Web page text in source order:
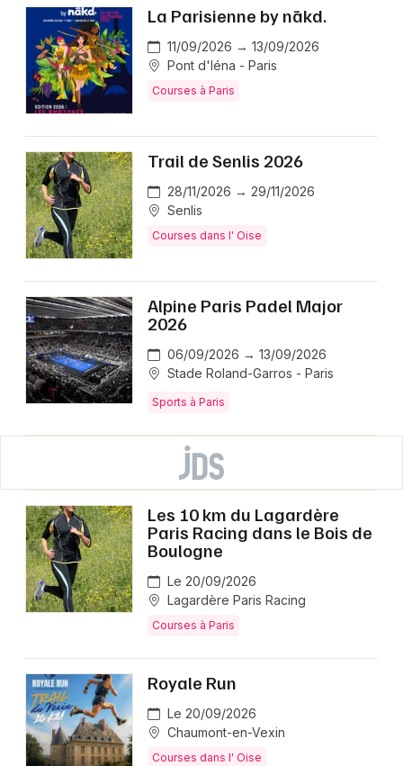
La Parisienne by nākd.
11/09/2026 → 13/09/2026
Pont d'Iéna - Paris
Courses à Paris
Trail de Senlis 2026
28/11/2026 → 29/11/2026
Senlis
Courses dans l' Oise
Alpine Paris Padel Major
2026
06/09/2026 → 13/09/2026
Stade Roland-Garros - Paris
Sports à Paris
Les 10 km du Lagardère
Paris Racing dans le Bois de
Boulogne
Le 20/09/2026
Lagardère Paris Racing
Courses à Paris
Royale Run
Le 20/09/2026
Chaumont-en-Vexin
Courses dans l' Oise